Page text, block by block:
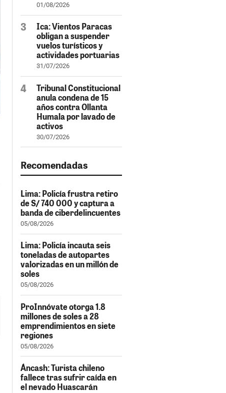
01/08/2026
Ica: Vientos Paracas
obligan a suspender
vuelos turísticos y
actividades portuarias
31/07/2026
Tribunal Constitucional
anula condena de 15
años contra Ollanta
Humala por lavado de
activos
30/07/2026
Recomendadas
Lima: Policía frustra retiro
de S/ 740 000 y captura a
banda de ciberdelincuentes
05/08/2026
Lima: Policía incauta seis
toneladas de autopartes
valorizadas en un millón de
soles
05/08/2026
ProInnóvate otorga 1.8
millones de soles a 28
emprendimientos en siete
regiones
05/08/2026
Áncash: Turista chileno
fallece tras sufrir caída en
el nevado Huascarán